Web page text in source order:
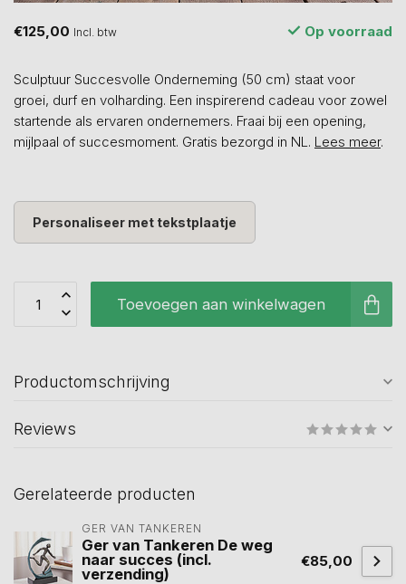
€125,00 Incl. btw Op voorraad
Sculptuur Succesvolle Onderneming (50 cm) staat voor
groei, durf en volharding. Een inspirerend cadeau voor zowel
startende als ervaren ondernemers. Fraai bij een opening,
mijlpaal of succesmoment. Gratis bezorgd in NL. Lees meer.
Personaliseer met tekstplaatje
Toevoegen aan winkelwagen
Productomschrijving
Reviews
Gerelateerde producten
GER VAN TANKEREN
Ger van Tankeren De weg
naar succes (incl.
verzending)
€85,00